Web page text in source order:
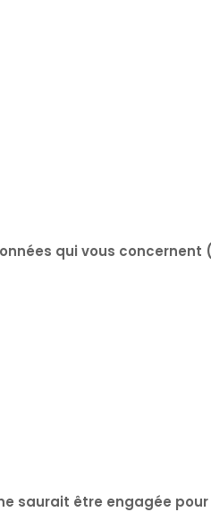
qui vous concernent
saurait être engagée